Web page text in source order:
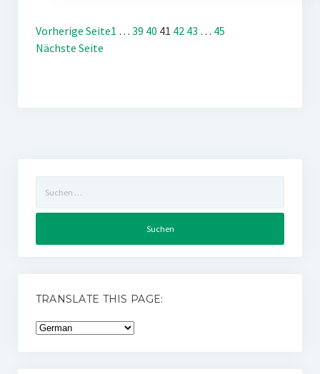
Vorherige Seite1 … 39 40 41 42 43 … 45
Nächste Seite
nach:
TRANSLATE THIS PAGE: